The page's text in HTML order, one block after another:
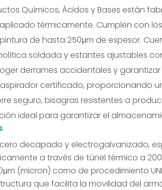
Químicos, Ácidos y Bases están
térmicamente. Cumplen con
pintura de hasta 250μm de espesor.
soldada y estantes ajustables
derrames accidentales y
certificado, proporcionando
seguro, bisagras resistentes a
ideal para garantizar el
decapado y electrogalvanizado,
a través de túnel térmico a
(micron) como de procedimiento UNI
que facilita la movilidad del